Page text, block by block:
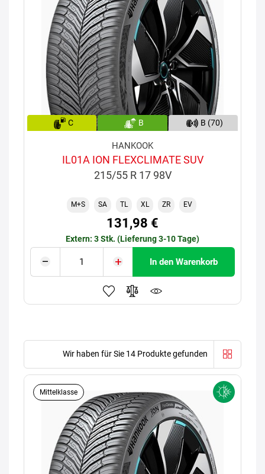
C B B (70)
HANKOOK
IL01A ION FLEXCLIMATE SUV
215/55 R 17 98V
M+S SA TL XL ZR EV
131,98 €
Extern: 3 Stk. (Lieferung 3-10 Tage)
In den Warenkorb
Wir haben für Sie 14 Produkte gefunden
Mittelklasse